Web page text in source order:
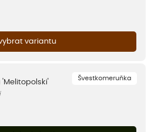
variantu
Švestkomeruňka